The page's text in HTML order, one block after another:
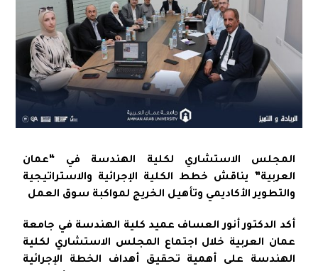
المجلس الاستشاري لكلية الهندسة في “عمان
العربية” يناقش خطط الكلية الإجرائية والاستراتيجية
والتطوير الأكاديمي وتأهيل الخريج لمواكبة سوق العمل
أكد الدكتور أنور العساف عميد كلية الهندسة في جامعة
عمان العربية خلال اجتماع المجلس الاستشاري لكلية
الهندسة على أهمية تحقيق أهداف الخطة الإجرائية